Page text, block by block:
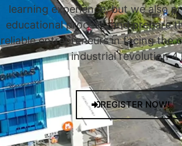
learning experience, but we also
educational process, and prepare
reliable entrepreneurs in facing the
industrial revolution
REGISTER NOW!